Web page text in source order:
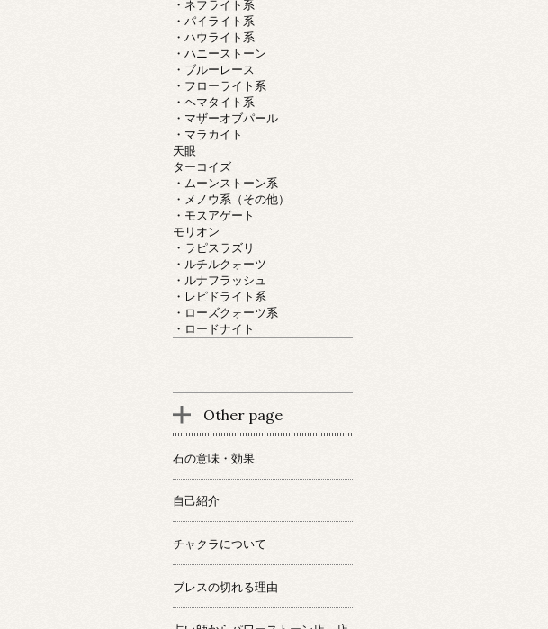
・ネフライト系
・パイライト系
・ハウライト系
・ハニーストーン
・ブルーレース
・フローライト系
・ヘマタイト系
・マザーオブパール
・マラカイト
天眼
ターコイズ
・ムーンストーン系
・メノウ系（その他）
・モスアゲート
モリオン
・ラピスラズリ
・ルチルクォーツ
・ルナフラッシュ
・レピドライト系
・ローズクォーツ系
・ロードナイト
Other page
石の意味・効果
自己紹介
チャクラについて
ブレスの切れる理由